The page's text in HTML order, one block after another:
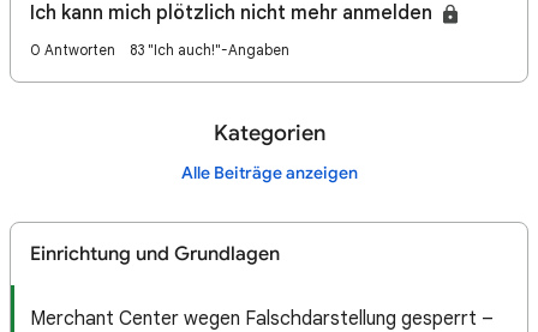
Ich kann mich plötzlich nicht mehr anmelden
0 Antworten 83 "Ich auch!"-Angaben
Kategorien
Alle Beiträge anzeigen
Einrichtung und Grundlagen
Merchant Center wegen Falschdarstellung gesperrt –